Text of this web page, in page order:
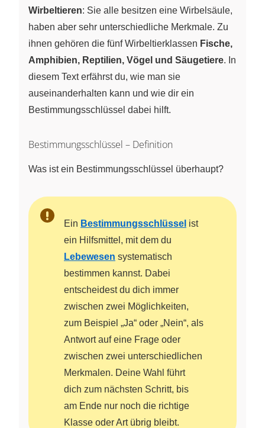
Wirbeltieren: Sie alle besitzen eine Wirbelsäule,
haben aber sehr unterschiedliche Merkmale. Zu
ihnen gehören die fünf Wirbeltierklassen Fische,
Amphibien, Reptilien, Vögel und Säugetiere. In
diesem Text erfährst du, wie man sie
auseinanderhalten kann und wie dir ein
Bestimmungsschlüssel dabei hilft.
Bestimmungsschlüssel – Definition
Was ist ein Bestimmungsschlüssel überhaupt?
Ein Bestimmungsschlüssel ist
ein Hilfsmittel, mit dem du
Lebewesen systematisch
bestimmen kannst. Dabei
entscheidest du dich immer
zwischen zwei Möglichkeiten,
zum Beispiel „Ja“ oder „Nein“, als
Antwort auf eine Frage oder
zwischen zwei unterschiedlichen
Merkmalen. Deine Wahl führt
dich zum nächsten Schritt, bis
am Ende nur noch die richtige
Klasse oder Art übrig bleibt.